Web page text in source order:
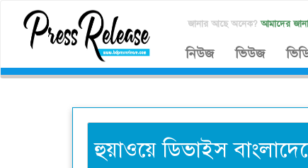
জানার আছে অনেক? আমাদের
নিউজ ভিউজ
হুয়াওয়ে ডিভাইস